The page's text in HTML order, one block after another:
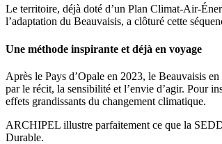
Le territoire, déjà doté d’un Plan Climat-Air-
l’adaptation du Beauvaisis, a clôturé cette
Une méthode inspirante et déjà en voyage
Après le Pays d’Opale en 2023, le Beauvaisis
par le récit, la sensibilité et l’envie d’agir. Pour
effets grandissants du changement climatique.
ARCHIPEL illustre parfaitement ce que la
Durable.